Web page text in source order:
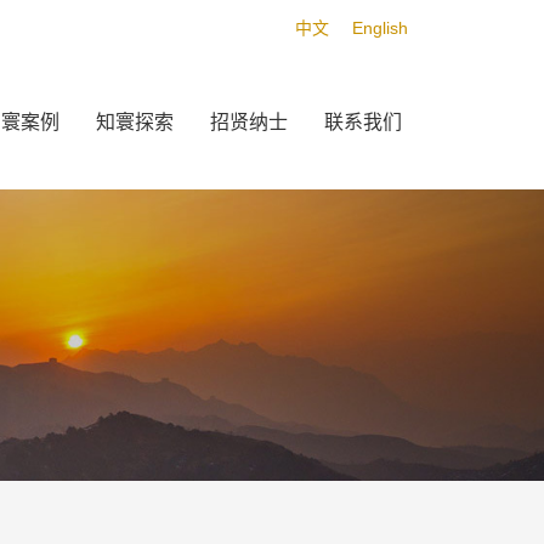
中文 English
案例 知寰探索 招贤纳士 联系我们